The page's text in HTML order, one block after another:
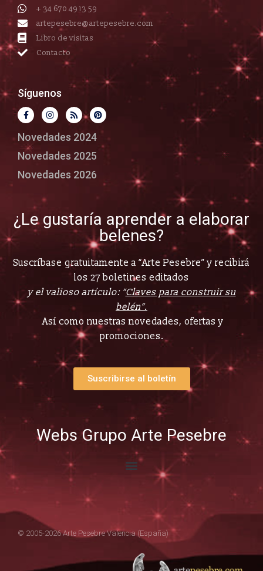
+ 34 670 49 13 59
artepesebre@artepesebre.com
Libro de visitas
Contacto
Síguenos
Novedades 2024
Novedades 2025
Novedades 2026
¿Le gustaría aprender a elaborar
belenes?
Suscríbase gratuitamente a “Arte Pesebre” y recibirá
los 27 boletines editados
y el valioso artículo: “Claves para construir su
belén”.
Así como nuestras novedades, ofertas y
promociones.
Suscribirse al boletín
Webs Grupo Arte Pesebre
© 2005-2026 Arte Pesebre Valencia (España)